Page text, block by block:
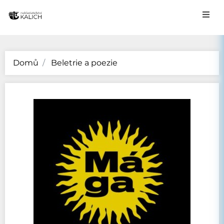
Domů Beletrie a poezie